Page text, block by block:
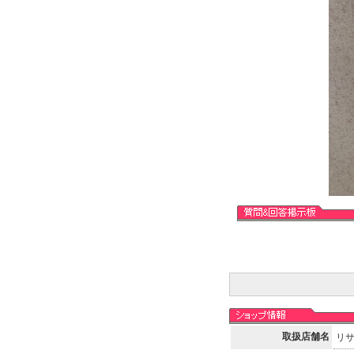
取扱店舗名 リ